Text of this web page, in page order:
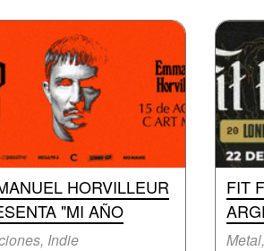
HORVILLEUR
"MI AÑO
Indie
FIT